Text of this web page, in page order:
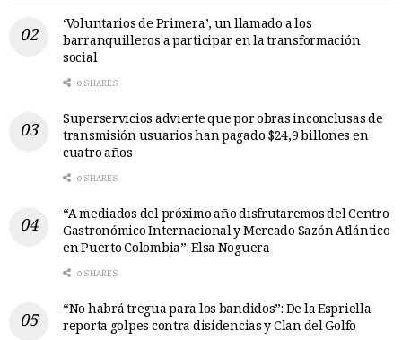
‘Voluntarios de Primera’, un llamado a los
barranquilleros a participar en la transformación
social
0 SHARES
Superservicios advierte que por obras inconclusas de
transmisión usuarios han pagado $24,9 billones en
cuatro años
0 SHARES
“A mediados del próximo año disfrutaremos del Centro
Gastronómico Internacional y Mercado Sazón Atlántico
en Puerto Colombia”: Elsa Noguera
0 SHARES
“No habrá tregua para los bandidos”: De la Espriella
reporta golpes contra disidencias y Clan del Golfo